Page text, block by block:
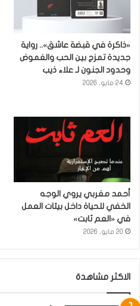
«ذاكرة في قبضة عاشق».. رواية
جديدة تمزج بين الحب والغموض
وحدود الجنون لـ علاء ذيب
24 مايو، 2026
أحمد مغربي يروي الوجه
الخفي للحياة داخل بيئات العمل
في «العم ثابت»
20 مايو، 2026
الاكثر مشاهدة